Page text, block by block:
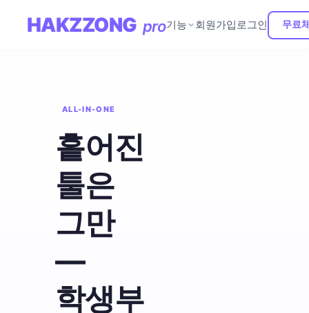
HAKZZONG pro기능 회원가입 로그인 무료
홈
ALL-IN-ONE
흩어진
툴은
그만
—
학생부